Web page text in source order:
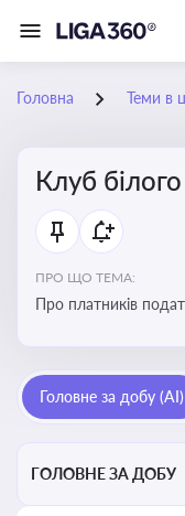
Головна Теми в
Клуб
ПРО ЩО ТЕМА:
Про платників
Головне за добу (AI)
ГОЛОВНЕ ЗА ДОБУ